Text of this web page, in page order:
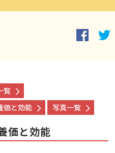
覧
価と効能 写真一覧
価と効能